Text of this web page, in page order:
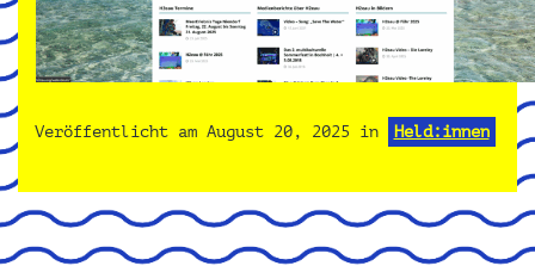
Veröffentlicht am August 20, 2025 in Held:innen